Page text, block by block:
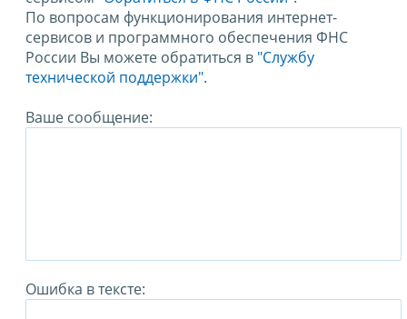
По вопросам функционирования интернет-
сервисов и программного обеспечения ФНС
России Вы можете обратиться в "Службу
технической поддержки".
Ваше сообщение:
Ошибка в тексте: